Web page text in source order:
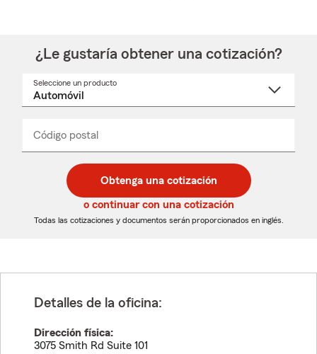
¿Le gustaría obtener una cotización?
Seleccione un producto
desplegable
Código postal
de
5
dígitos
de
5
dígitos
_____
Obtenga una cotización
o continuar con una cotización
Todas las cotizaciones y documentos serán proporcionados en inglés.
Detalles de la oficina:
Dirección física:
3075 Smith Rd Suite 101